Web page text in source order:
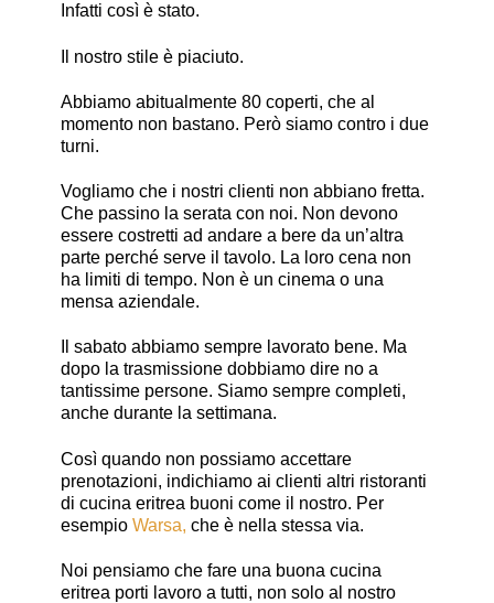
Infatti così è stato.
Il nostro stile è piaciuto.
Abbiamo abitualmente 80 coperti, che al
momento non bastano. Però siamo contro i due
turni.
Vogliamo che i nostri clienti non abbiano fretta.
Che passino la serata con noi. Non devono
essere costretti ad andare a bere da un’altra
parte perché serve il tavolo. La loro cena non
ha limiti di tempo. Non è un cinema o una
mensa aziendale.
Il sabato abbiamo sempre lavorato bene. Ma
dopo la trasmissione dobbiamo dire no a
tantissime persone. Siamo sempre completi,
anche durante la settimana.
Così quando non possiamo accettare
prenotazioni, indichiamo ai clienti altri ristoranti
di cucina eritrea buoni come il nostro. Per
esempio Warsa, che è nella stessa via.
Noi pensiamo che fare una buona cucina
eritrea porti lavoro a tutti, non solo al nostro